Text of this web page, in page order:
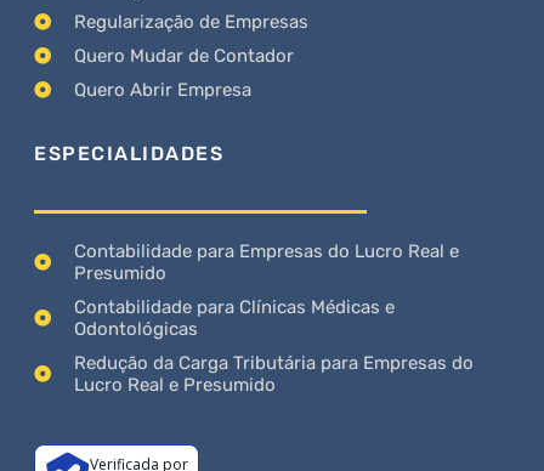
Regularização de Empresas
Quero Mudar de Contador
Quero Abrir Empresa
ESPECIALIDADES
Contabilidade para Empresas do Lucro Real e
Presumido
Contabilidade para Clínicas Médicas e
Odontológicas
Redução da Carga Tributária para Empresas do
Lucro Real e Presumido
Verificada por